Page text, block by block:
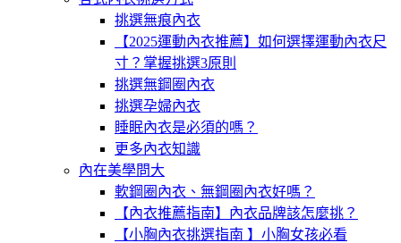
挑選無痕內衣
【2025運動內衣推薦】如何選擇運動內衣尺
寸？掌握挑選3原則
挑選無鋼圈內衣
挑選孕婦內衣
睡眠內衣是必須的嗎？
更多內衣知識
內在美學問大
軟鋼圈內衣、無鋼圈內衣好嗎？
【內衣推薦指南】內衣品牌該怎麼挑？
【小胸內衣挑選指南 】小胸女孩必看